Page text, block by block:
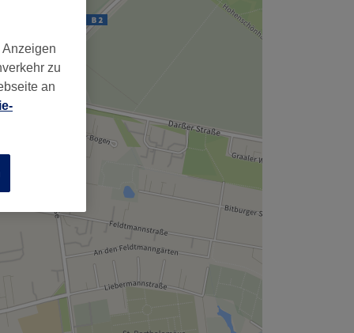
zu
an